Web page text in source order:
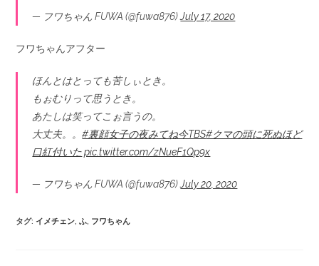
— フワちゃん FUWA (@fuwa876)July 17, 2020
フワちゃんアフター
ほんとはとっても苦しぃとき。
もぉむりって思うとき。
あたしは笑ってこぉ言うの。
大丈夫。。#裏顔女子の夜みてね今TBS#クマの頭に死ぬほど
口紅付いた pic.twitter.com/zNueF1Qp9x
— フワちゃん FUWA (@fuwa876)July 20, 2020
タグ: イメチェン, ふ, フワちゃん